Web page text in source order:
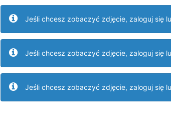
Jeśli chcesz zobaczyć zdjęcie, zaloguj się
Jeśli chcesz zobaczyć zdjęcie, zaloguj się
Jeśli chcesz zobaczyć zdjęcie, zaloguj się